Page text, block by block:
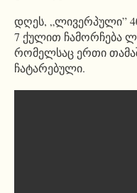
დღეს, „ლივერპული”
7 ქულით ჩამორჩება
რომელსაც ერთი
ჩატარებული.